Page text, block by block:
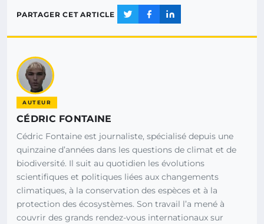
PARTAGER CET ARTICLE
AUTEUR
CÉDRIC FONTAINE
Cédric Fontaine est journaliste, spécialisé depuis une
quinzaine d’années dans les questions de climat et de
biodiversité. Il suit au quotidien les évolutions
scientifiques et politiques liées aux changements
climatiques, à la conservation des espèces et à la
protection des écosystèmes. Son travail l’a mené à
couvrir des grands rendez-vous internationaux sur